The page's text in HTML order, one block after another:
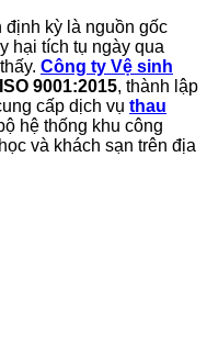
kỳ là nguồn gốc
hại tích tụ ngày qua
Công ty Vệ sinh
ISO 9001:2015, thành lập
cấp dịch vụ thau
hệ thống khu công
và khách sạn trên địa